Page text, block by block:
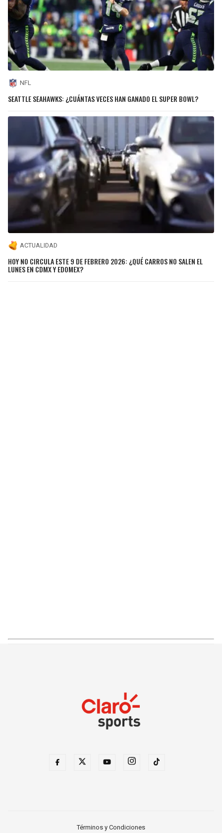
NFL
SEATTLE SEAHAWKS: ¿CUÁNTAS VECES HAN GANADO EL SUPER BOWL?
ACTUALIDAD
HOY NO CIRCULA ESTE 9 DE FEBRERO 2026: ¿QUÉ CARROS NO SALEN EL
LUNES EN CDMX Y EDOMEX?
Términos y Condiciones